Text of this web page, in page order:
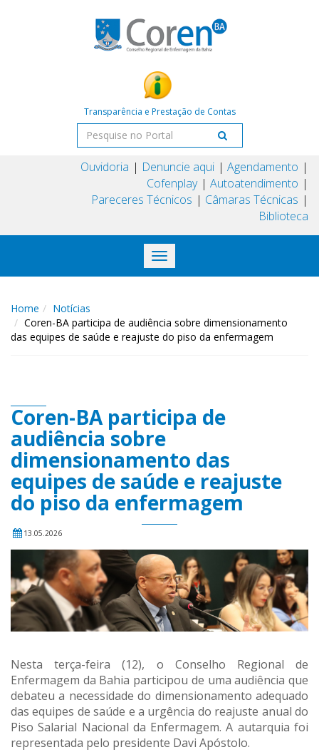
Transparência e Prestação de Contas
Ouvidoria Denuncie aqui
Agendamento
Cofenplay
Autoatendimento
Pareceres Técnicos
Câmaras Técnicas
Biblioteca
Toggle
navigation
Home
Notícias
Coren-BA participa de audiência sobre dimensionamento
das equipes de saúde e reajuste do piso da enfermagem
Coren-BA participa de
audiência sobre
dimensionamento das
equipes de saúde e reajuste
do piso da enfermagem
13.05.2026
Nesta terça-feira (12), o Conselho Regional de
Enfermagem da Bahia participou de uma audiência que
debateu a necessidade do dimensionamento adequado
das equipes de saúde e a urgência do reajuste anual do
Piso Salarial Nacional da Enfermagem. A autarquia foi
representada pelo presidente Davi Apóstolo.